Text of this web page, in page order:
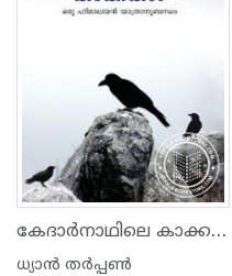
കേദാര്‍നാഥിലെ കാക്കകള്‍
ധ്യാ‌ന്‍ തര്‍പ്പണ്‍